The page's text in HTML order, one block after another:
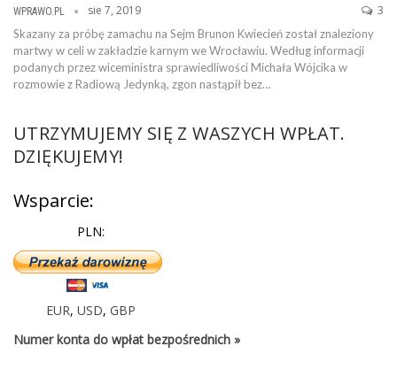
WPRAWO.PL sie 7, 2019 3
Skazany za próbę zamachu na Sejm Brunon Kwiecień został znaleziony
martwy w celi w zakładzie karnym we Wrocławiu. Według informacji
podanych przez wiceministra sprawiedliwości Michała Wójcika w
rozmowie z Radiową Jedynką, zgon nastąpił bez…
UTRZYMUJEMY SIĘ Z WASZYCH WPŁAT.
DZIĘKUJEMY!
Wsparcie:
PLN:
EUR, USD, GBP
Numer konta do wpłat bezpośrednich »